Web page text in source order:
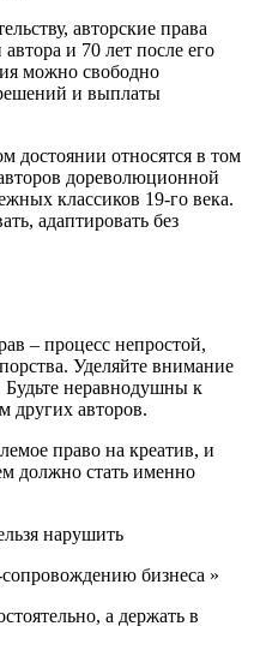
авторские права
и 70 лет после его
можно свободно
и выплаты
достоянии относятся в том
дореволюционной
классиков 19-го века.
адаптировать без
– процесс непростой,
Уделяйте внимание
неравнодушны к
других авторов.
право на креатив, и
должно стать именно
сопровождению бизнеса »
а держать в